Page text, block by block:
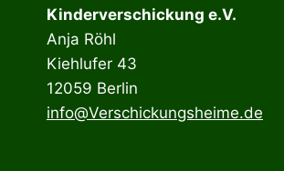
Kinderverschickung e.V.
Anja Röhl
Kiehlufer 43
12059 Berlin
info@Verschickungsheime.de